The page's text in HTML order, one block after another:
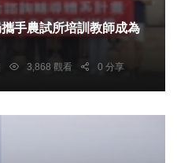
3,868 觀看 0 分享